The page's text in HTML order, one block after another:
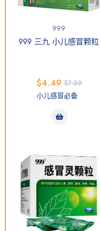
999
999 三九 小儿感冒颗粒
$7.39
$4.49
小儿感冒必备